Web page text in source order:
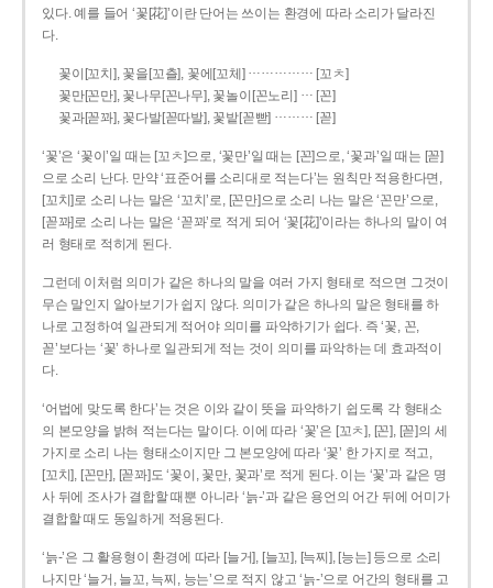
있다. 예를 들어 ‘꽃[花]’이란 단어는 쓰이는 환경에 따라 소리가 달라진
다.
꽃이[꼬치], 꽃을[꼬츨], 꽃에[꼬체] …………… [꼬ㅊ]
꽃만[꼰만], 꽃나무[꼰나무], 꽃놀이[꼰노리] … [꼰]
꽃과[꼳꽈], 꽃다발[꼳따발], 꽃밭[꼳빧] ……… [꼳]
‘꽃’은 ‘꽃이’일 때는 [꼬ㅊ]으로, ‘꽃만’일 때는 [꼰]으로, ‘꽃과’일 때는 [꼳]
으로 소리 난다. 만약 ‘표준어를 소리대로 적는다’는 원칙만 적용한다면,
[꼬치]로 소리 나는 말은 ‘꼬치’로, [꼰만]으로 소리 나는 말은 ‘꼰만’으로,
[꼳꽈]로 소리 나는 말은 ‘꼳꽈’로 적게 되어 ‘꽃[花]’이라는 하나의 말이 여
러 형태로 적히게 된다.
그런데 이처럼 의미가 같은 하나의 말을 여러 가지 형태로 적으면 그것이
무슨 말인지 알아보기가 쉽지 않다. 의미가 같은 하나의 말은 형태를 하
나로 고정하여 일관되게 적어야 의미를 파악하기가 쉽다. 즉 ‘꽃, 꼰,
꼳’보다는 ‘꽃’ 하나로 일관되게 적는 것이 의미를 파악하는 데 효과적이
다.
‘어법에 맞도록 한다’는 것은 이와 같이 뜻을 파악하기 쉽도록 각 형태소
의 본모양을 밝혀 적는다는 말이다. 이에 따라 ‘꽃’은 [꼬ㅊ], [꼰], [꼳]의 세
가지로 소리 나는 형태소이지만 그 본모양에 따라 ‘꽃’ 한 가지로 적고,
[꼬치], [꼰만], [꼳꽈]도 ‘꽃이, 꽃만, 꽃과’로 적게 된다. 이는 ‘꽃’과 같은 명
사 뒤에 조사가 결합할 때뿐 아니라 ‘늙-’과 같은 용언의 어간 뒤에 어미가
결합할 때도 동일하게 적용된다.
‘늙-’은 그 활용형이 환경에 따라 [늘거], [늘꼬], [늑찌], [능는] 등으로 소리
나지만 ‘늘거, 늘꼬, 늑찌, 능는’으로 적지 않고 ‘늙-’으로 어간의 형태를 고